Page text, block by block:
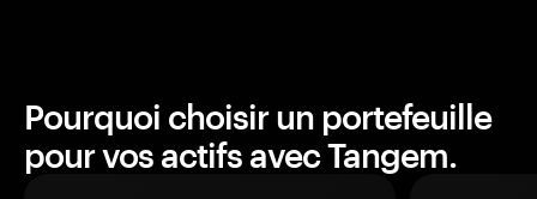
Pourquoi choisir un portefeuille
pour vos actifs avec Tangem.